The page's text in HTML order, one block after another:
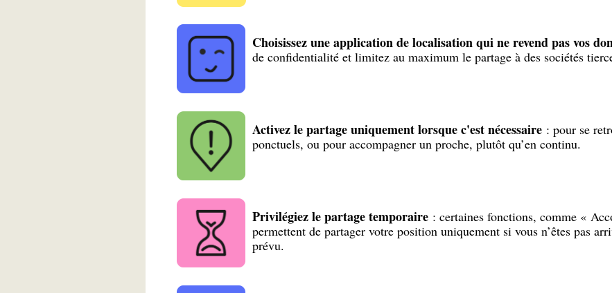
Choisissez une application de localisation qui ne revend pas vos
de confidentialité et limitez au maximum le partage à des sociétés
Activez le partage uniquement lorsque c'est nécessaire : pour se
ponctuels, ou pour accompagner un proche, plutôt qu’en continu.
Privilégiez le partage temporaire : certaines fonctions, comme «
permettent de partager votre position uniquement si vous n’êtes pas
prévu.